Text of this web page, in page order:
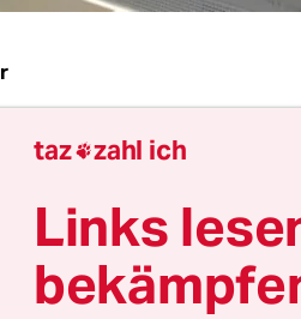
haben gehandikapte
- obwohl der
Nationen für die
unterzeichnete.
taz zahl ich
Links